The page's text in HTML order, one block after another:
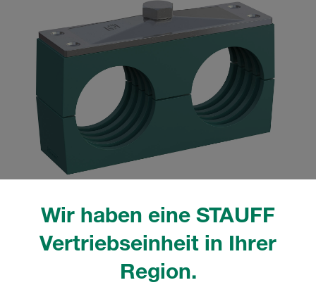
Wir haben eine STAUFF
Vertriebseinheit in Ihrer
Region.
tatsächlichen Produkt abweichen.